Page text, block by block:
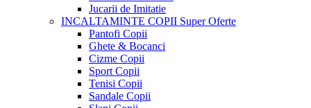
Jucarii de Imitatie
INCALTAMINTE COPII Super Oferte
Pantofi Copii
Ghete & Bocanci
Cizme Copii
Sport Copii
Tenisi Copii
Sandale Copii